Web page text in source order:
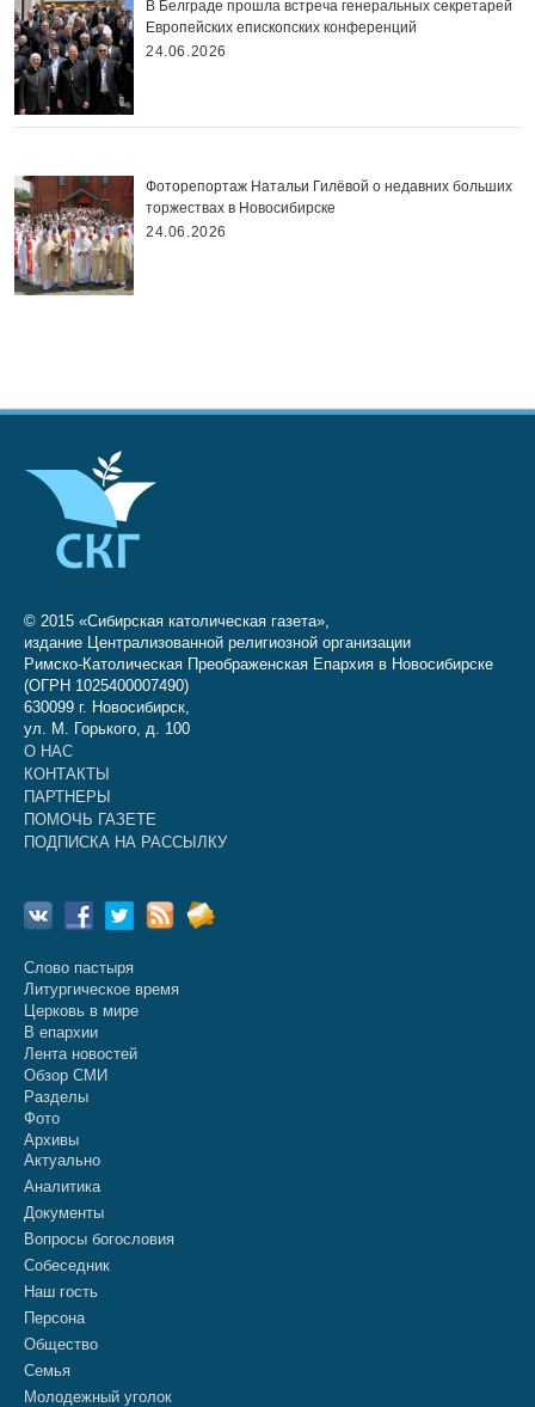
В Белграде прошла встреча генеральных секретарей
Европейских епископских конференций
24.06.2026
Фоторепортаж Натальи Гилёвой о недавних больших
торжествах в Новосибирске
24.06.2026
© 2015 «Сибирская католическая газета»,
издание Централизованной религиозной организации
Римско-Католическая Преображенская Епархия в Новосибирске
(ОГРН 1025400007490)
630099 г. Новосибирск,
ул. М. Горького, д. 100
О НАС
КОНТАКТЫ
ПАРТНЕРЫ
ПОМОЧЬ ГАЗЕТЕ
ПОДПИСКА НА РАССЫЛКУ
Слово пастыря
Литургическое время
Церковь в мире
В епархии
Лента новостей
Обзор СМИ
Разделы
Фото
Архивы
Актуально
Аналитика
Документы
Вопросы богословия
Собеседник
Наш гость
Персона
Общество
Семья
Молодежный уголок